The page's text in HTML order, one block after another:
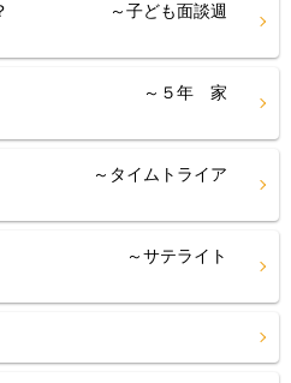
な？ ～子ども面談週
めて ～５年 家
タイムトライア
！ ～サテライト